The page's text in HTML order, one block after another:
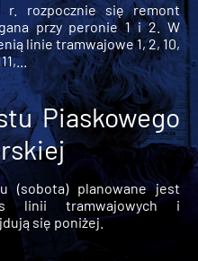
rozpocznie się remont
przy peronie 1 i 2. W
linie tramwajowe 1, 2, 10,
Piaskowego
(sobota) planowane jest
linii tramwajowych i
się poniżej.